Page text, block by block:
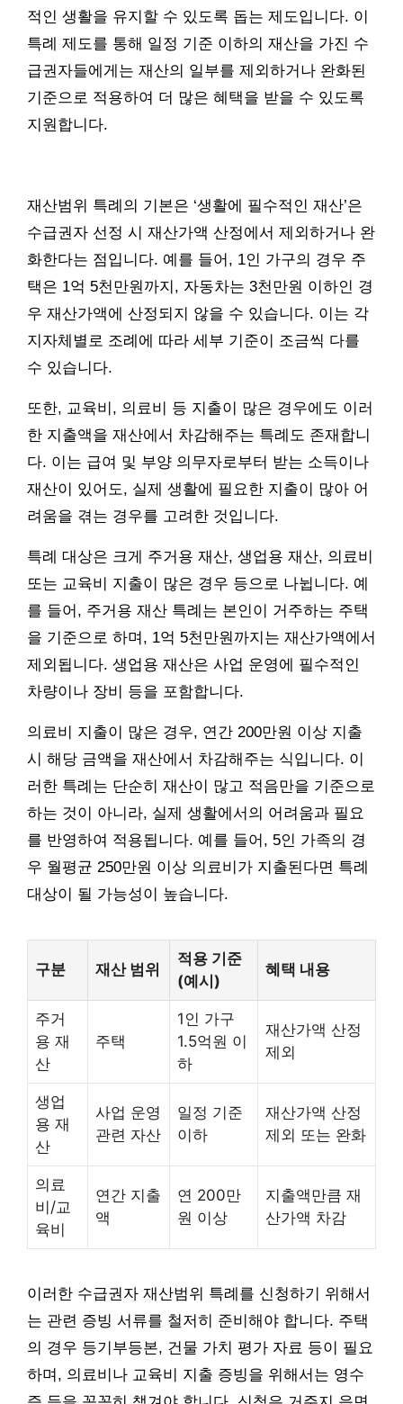
적인 생활을 유지할 수 있도록 돕는 제도입니다. 이
특례 제도를 통해 일정 기준 이하의 재산을 가진 수
급권자들에게는 재산의 일부를 제외하거나 완화된
기준으로 적용하여 더 많은 혜택을 받을 수 있도록
지원합니다.
재산범위 특례의 기본은 ‘생활에 필수적인 재산’은
수급권자 선정 시 재산가액 산정에서 제외하거나 완
화한다는 점입니다. 예를 들어, 1인 가구의 경우 주
택은 1억 5천만원까지, 자동차는 3천만원 이하인 경
우 재산가액에 산정되지 않을 수 있습니다. 이는 각
지자체별로 조례에 따라 세부 기준이 조금씩 다를
수 있습니다.
또한, 교육비, 의료비 등 지출이 많은 경우에도 이러
한 지출액을 재산에서 차감해주는 특례도 존재합니
다. 이는 급여 및 부양 의무자로부터 받는 소득이나
재산이 있어도, 실제 생활에 필요한 지출이 많아 어
려움을 겪는 경우를 고려한 것입니다.
특례 대상은 크게 주거용 재산, 생업용 재산, 의료비
또는 교육비 지출이 많은 경우 등으로 나뉩니다. 예
를 들어, 주거용 재산 특례는 본인이 거주하는 주택
을 기준으로 하며, 1억 5천만원까지는 재산가액에서
제외됩니다. 생업용 재산은 사업 운영에 필수적인
차량이나 장비 등을 포함합니다.
의료비 지출이 많은 경우, 연간 200만원 이상 지출
시 해당 금액을 재산에서 차감해주는 식입니다. 이
러한 특례는 단순히 재산이 많고 적음만을 기준으로
하는 것이 아니라, 실제 생활에서의 어려움과 필요
를 반영하여 적용됩니다. 예를 들어, 5인 가족의 경
우 월평균 250만원 이상 의료비가 지출된다면 특례
대상이 될 가능성이 높습니다.
구분 재산 범위
적용 기준
(예시)
혜택 내용
주거
용 재
산
주택
1인 가구
1.5억원 이
하
재산가액 산정
제외
생업
용 재
산
사업 운영
관련 자산
일정 기준
이하
재산가액 산정
제외 또는 완화
의료
비/교
육비
연간 지출
액
연 200만
원 이상
지출액만큼 재
산가액 차감
이러한 수급권자 재산범위 특례를 신청하기 위해서
는 관련 증빙 서류를 철저히 준비해야 합니다. 주택
의 경우 등기부등본, 건물 가치 평가 자료 등이 필요
하며, 의료비나 교육비 지출 증빙을 위해서는 영수